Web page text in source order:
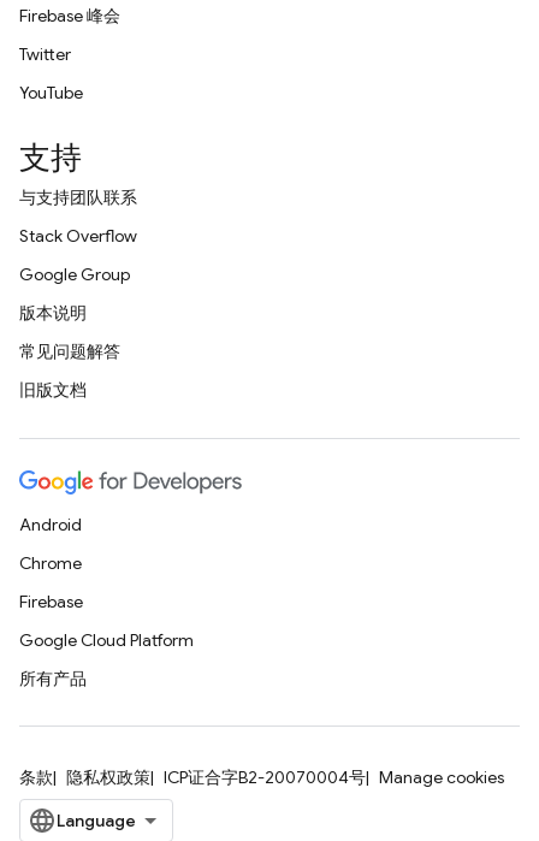
Firebase 峰会
Twitter
YouTube
支持
与支持团队联系
Stack Overflow
Google Group
版本说明
常见问题解答
旧版文档
Android
Chrome
Firebase
Google Cloud Platform
所有产品
条款 隐私权政策 ICP证合字B2-20070004号 Manage cookies